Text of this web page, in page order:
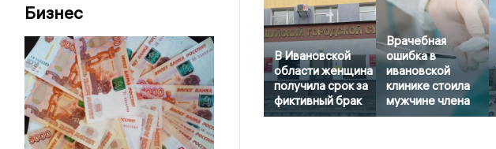
Бизнес
В Ивановской
области женщина
получила срок за
фиктивный брак
Врачебная
ошибка в
ивановской
клинике стоила
мужчине члена